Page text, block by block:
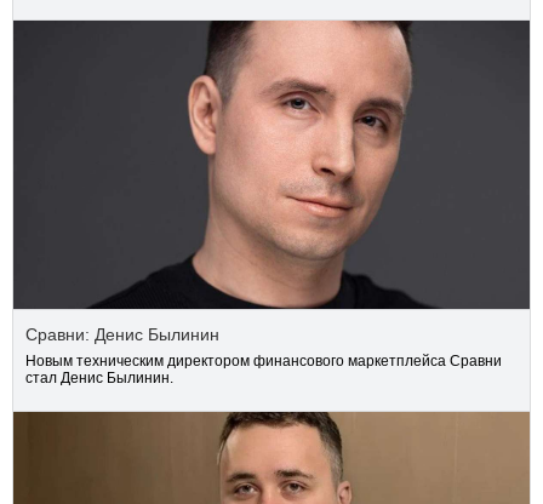
Сравни: Денис Былинин
Новым техническим директором финансового маркетплейса Сравни
стал Денис Былинин.